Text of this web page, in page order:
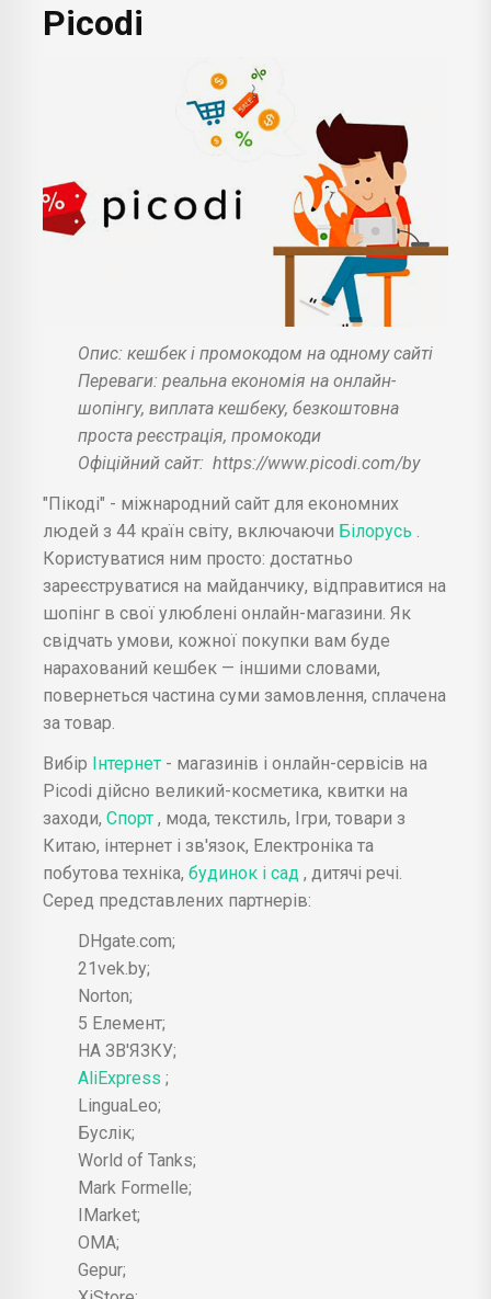
Picodi
Опис: кешбек і промокодом на одному сайті
Переваги: реальна економія на онлайн-
шопінгу, виплата кешбеку, безкоштовна
проста реєстрація, промокоди
Офіційний сайт: https://www.picodi.com/by
"Пікоді" - міжнародний сайт для економних
людей з 44 країн світу, включаючи Білорусь .
Користуватися ним просто: достатньо
зареєструватися на майданчику, відправитися на
шопінг в свої улюблені онлайн-магазини. Як
свідчать умови, кожної покупки вам буде
нарахований кешбек — іншими словами,
повернеться частина суми замовлення, сплачена
за товар.
Вибір Інтернет - магазинів і онлайн-сервісів на
Picodi дійсно великий-косметика, квитки на
заходи, Спорт , мода, текстиль, Ігри, товари з
Китаю, інтернет і зв'язок, Електроніка та
побутова техніка, будинок і сад , дитячі речі.
Серед представлених партнерів:
DHgate.com;
21vek.by;
Norton;
5 Елемент;
НА ЗВ'ЯЗКУ;
AliExpress ;
LinguaLeo;
Буслік;
World of Tanks;
Mark Formelle;
IMarket;
ОМА;
Gepur;